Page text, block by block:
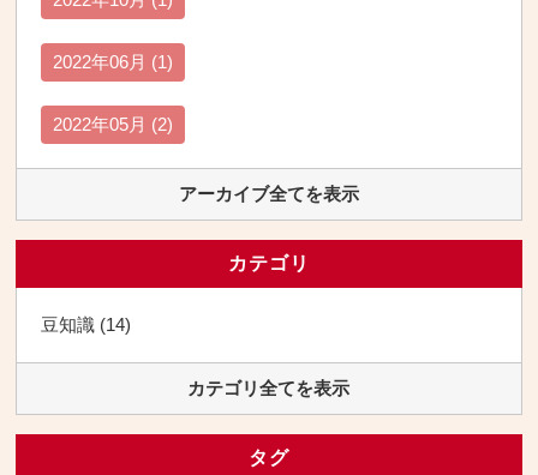
2022年06月 (1)
2022年05月 (2)
アーカイブ全てを表示
カテゴリ
豆知識 (14)
カテゴリ全てを表示
タグ